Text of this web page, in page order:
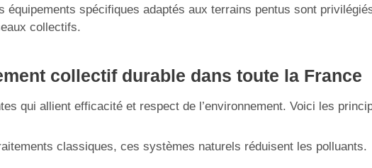
spécifiques adaptés aux terrains pentus sont
collectifs.
collectif durable dans toute la France
qui allient efficacité et respect de l’environnement. Voici les
classiques, ces systèmes naturels réduisent les polluants.